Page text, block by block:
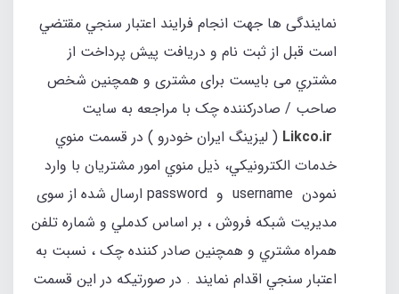
نمایندگی ها جهت انجام فرايند اعتبار سنجي مقتضي
است قبل از ثبت نام و دريافت پيش پرداخت از
مشتري می بایست برای مشتری و همچنین شخص
صاحب / صادرکننده چک با مراجعه به سايت
Likco.ir ( لیزینگ ایران خودرو ) در قسمت منوي
خدمات الكترونيكي، ذيل منوي امور مشتريان با وارد
نمودن username و password ارسال شده از سوی
مديريت شبكه فروش ، بر اساس كدملي و شماره تلفن
همراه مشتري و همچنین صادر کننده چک ، نسبت به
اعتبار سنجي اقدام نمايند . در صورتيكه در اين قسمت